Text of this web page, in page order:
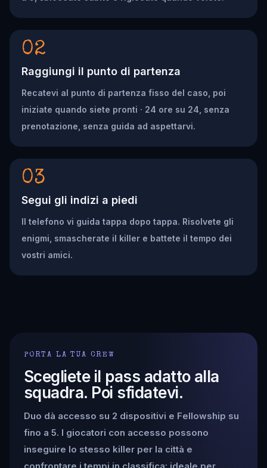
02
Raggiungi il punto di partenza
Recatevi al punto di partenza fisso del caso, poi
iniziate quando siete pronti · 24 ore su 24, senza
prenotazione, senza guida ad aspettarvi.
03
Segui gli indizi a piedi
Il telefono vi guida tappa dopo tappa. Risolvete gli
enigmi, smascherate il killer e battete il tempo dei
vostri amici.
PORTA LA TUA CREW
Scegliete il pass adatto alla
squadra. Poi sfidatevi.
Duo dà accesso su 2 dispositivi e Fellowship su
fino a 5. I giocatori con accesso possono
inseguire lo stesso killer per la città e